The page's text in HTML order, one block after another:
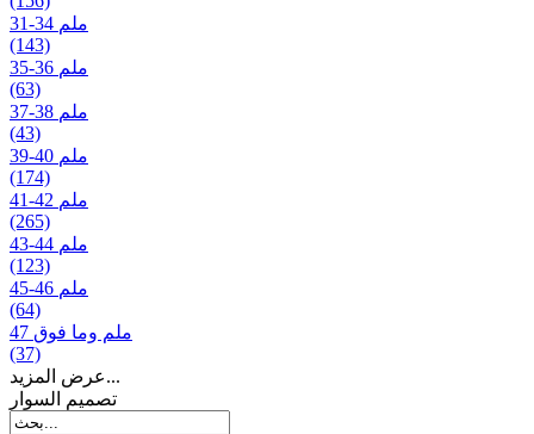
31-34 ملم
(143)
35-36 ملم
(63)
37-38 ملم
(43)
39-40 ملم
(174)
41-42 ملم
(265)
43-44 ملم
(123)
45-46 ملم
(64)
47 ملم وما فوق
(37)
عرض المزيد...
تصمیم السوار